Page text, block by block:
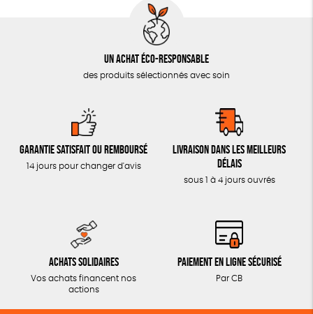
Un achat éco-responsable
des produits sélectionnés avec soin
Garantie satisfait ou remboursé
14 jours pour changer d'avis
Livraison dans les meilleurs
délais
sous 1 à 4 jours ouvrés
Achats solidaires
Vos achats financent nos
actions
Paiement en ligne sécurisé
Par CB